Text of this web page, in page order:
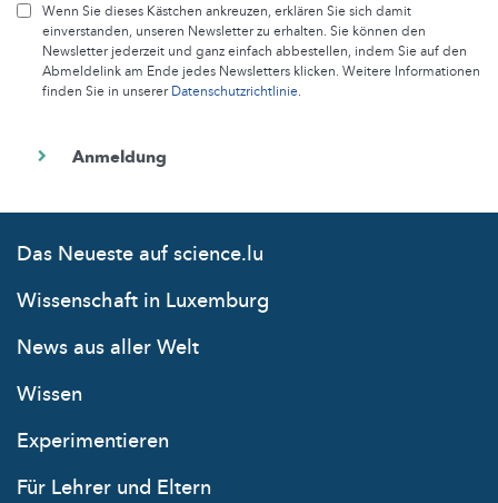
Wenn Sie dieses Kästchen ankreuzen, erklären Sie sich damit
einverstanden, unseren Newsletter zu erhalten. Sie können den
Newsletter jederzeit und ganz einfach abbestellen, indem Sie auf den
Abmeldelink am Ende jedes Newsletters klicken. Weitere Informationen
finden Sie in unsererDatenschutzrichtlinie.
Das Neueste auf science.lu
Wissenschaft in Luxemburg
News aus aller Welt
Wissen
Experimentieren
Für Lehrer und Eltern